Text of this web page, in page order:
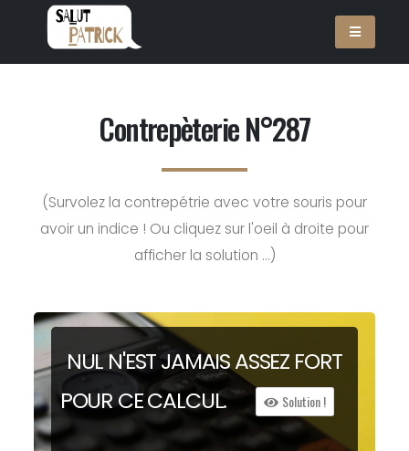
Contrepèterie N°287
(Survolez la contrepétrie avec votre souris pour
avoir un indice ! Ou cliquez sur l'oeil à droite pour
afficher la solution ...)
NUL N'EST JAMAISASSEZ FORT
POUR CE CALCUL. Solution !